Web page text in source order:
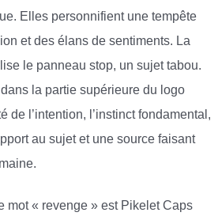
Elles personnifient une tempête
et des élans de sentiments. La
le panneau stop, un sujet tabou.
la partie supérieure du logo
de l’intention, l’instinct fondamental,
au sujet et une source faisant
mot « revenge » est Pikelet Caps